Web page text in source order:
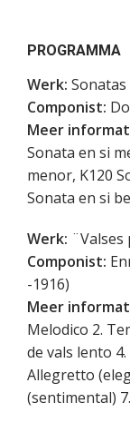
PROGRAMMA
Werk: Sonatas
Componist:
Meer
Sonata en si
menor, K120
Sonata en si
Werk: ¨Valses
Componist:
-1916)
Meer
Melodico 2.
de vals lento
Allegretto
(sentimental)